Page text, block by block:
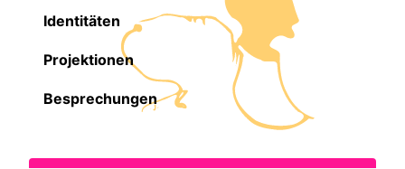
Identitäten
Projektionen
Besprechungen